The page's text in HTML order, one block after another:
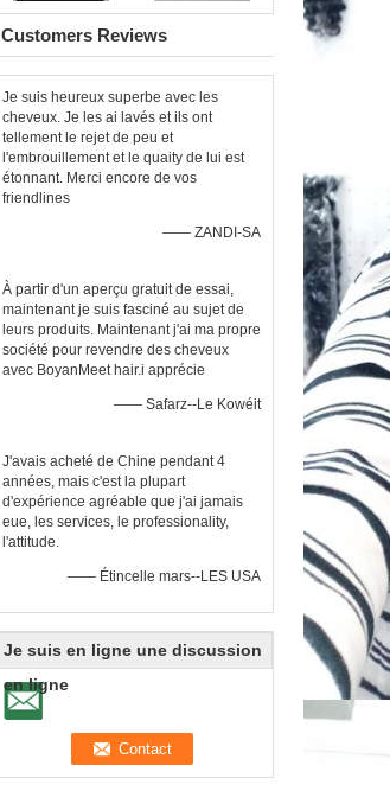
Customers Reviews
Je suis heureux superbe avec les
cheveux. Je les ai lavés et ils ont
tellement le rejet de peu et
l'embrouillement et le quaity de lui est
étonnant. Merci encore de vos
friendlines
—— ZANDI-SA
À partir d'un aperçu gratuit de essai,
maintenant je suis fasciné au sujet de
leurs produits. Maintenant j'ai ma propre
société pour revendre des cheveux
avec BoyanMeet hair.i apprécie
—— Safarz--Le Kowéit
J'avais acheté de Chine pendant 4
années, mais c'est la plupart
d'expérience agréable que j'ai jamais
eue, les services, le professionality,
l'attitude.
—— Étincelle mars--LES USA
Je suis en ligne une discussion
en ligne